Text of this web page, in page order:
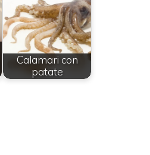
Calamari con
patate